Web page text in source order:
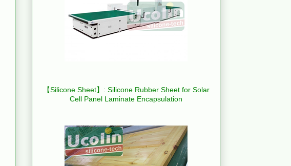
【Silicone Sheet】: Silicone Rubber Sheet for Solar
Cell Panel Laminate Encapsulation